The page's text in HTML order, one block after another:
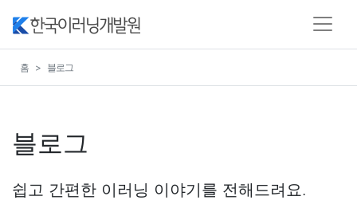
홈 블로그
블로그
쉽고 간편한 이러닝 이야기를 전해드려요.